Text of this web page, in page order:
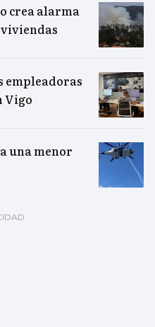
crea alarma
empleadoras
Vigo
una menor